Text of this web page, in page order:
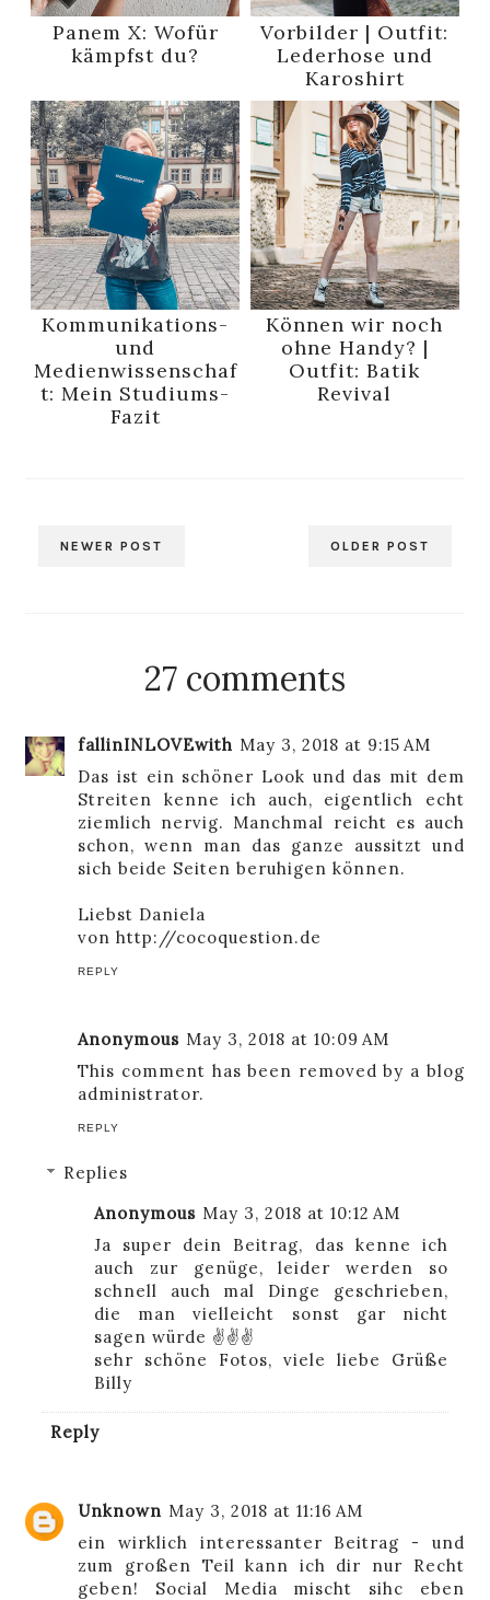
Panem X: Wofür
kämpfst du?
Vorbilder | Outfit:
Lederhose und
Karoshirt
Kommunikations-
und
Medienwissenschaf
t: Mein Studiums-
Fazit
Können wir noch
ohne Handy? |
Outfit: Batik
Revival
NEWER POST OLDER POST
27 comments
fallinINLOVEwith May 3, 2018 at 9:15 AM
Das ist ein schöner Look und das mit dem
Streiten kenne ich auch, eigentlich echt
ziemlich nervig. Manchmal reicht es auch
schon, wenn man das ganze aussitzt und
sich beide Seiten beruhigen können.
Liebst Daniela
von http://cocoquestion.de
REPLY
Anonymous May 3, 2018 at 10:09 AM
This comment has been removed by a blog
administrator.
REPLY
Replies
Anonymous May 3, 2018 at 10:12 AM
Ja super dein Beitrag, das kenne ich
auch zur genüge, leider werden so
schnell auch mal Dinge geschrieben,
die man vielleicht sonst gar nicht
sagen würde ✌️✌️✌️
sehr schöne Fotos, viele liebe Grüße
Billy
Reply
Unknown May 3, 2018 at 11:16 AM
ein wirklich interessanter Beitrag - und
zum großen Teil kann ich dir nur Recht
geben! Social Media mischt sihc eben